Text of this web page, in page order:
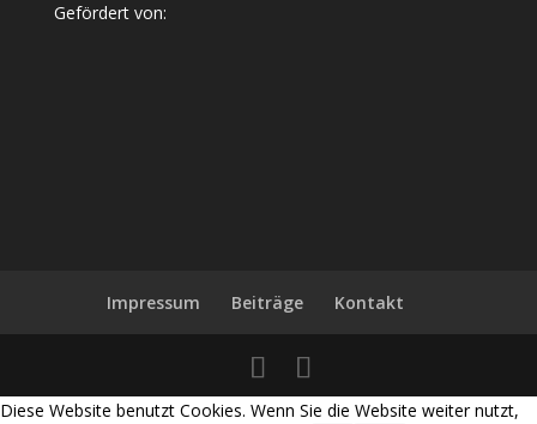
Gefördert von:
Impressum Beiträge Kontakt
Diese Website benutzt Cookies. Wenn Sie die Website weiter nutzt,